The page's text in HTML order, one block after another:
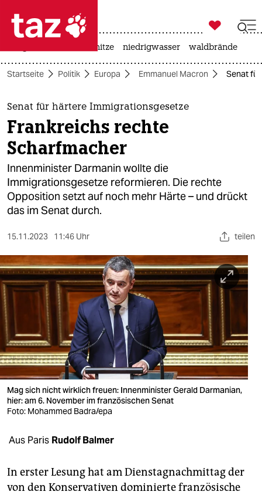
 taz zahl ich
taz zahl ich
themen
politik
öko
gesellschaft
kultur
sport
berlin
nord
wahrheit
verlag
verlag
veranstaltungen
shop
fragen & hilfe
abo

taz zahl ich
hitze niedrigwasser waldbrände
Startseite Politik Europa Emmanuel Macron Senat
Senat für härtere Immigrationsgesetze
Frankreichs rechte
Scharfmacher
Innenminister Darmanin wollte die
Immigrationsgesetze reformieren. Die rechte
Opposition setzt auf noch mehr Härte – und drückt
das im Senat durch.
15.11.2023 11:46 Uhr teilen
Mag sich nicht wirklich freuen: Innenminister Gerald Darmanian,
hier: am 6. November im französischen Senat
Foto: Mohammed Badra/epa
Aus Paris Rudolf Balmer
In erster Lesung hat am Dienstagnachmittag der
von den Konservativen dominierte französische